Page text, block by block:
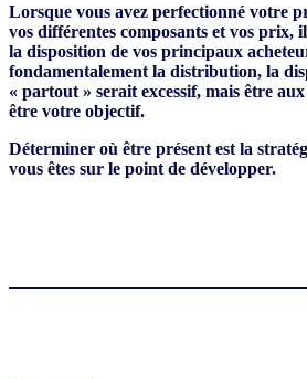
Lorsque vous avez perfectionné votre
vos différentes composants et vos prix,
la disposition de vos principaux
fondamentalement la distribution, la
« partout » serait excessif, mais être
être votre objectif.
Déterminer où être présent est la
vous êtes sur le point de développer.